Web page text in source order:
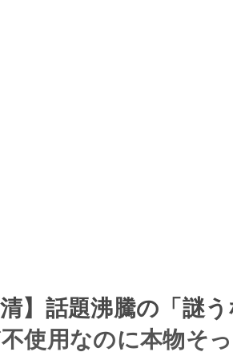
清】話題沸騰の「謎
使用なのに本物そ